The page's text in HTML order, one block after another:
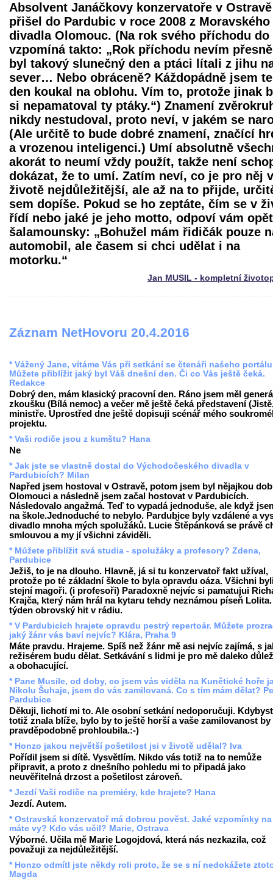
Absolvent Janáčkovy konzervatoře v Ostravě
přišel do Pardubic v roce 2008 z Moravského
divadla Olomouc. (Na rok svého příchodu do
vzpomíná takto: „Rok příchodu nevím
byl takový slunečný den a ptáci lítali z jihu
sever… Nebo obráceně? Káždopádně jsem
den koukal na oblohu. Vím to, protože jinak
si nepamatoval ty ptáky.“) Znamení
nikdy nestudoval, proto neví, v jakém se
(Ale určitě to bude dobré znamení, značící
a vrozenou inteligenci.) Umí absolutně
akorát to neumí vždy použít, takže není
dokázat, že to umí. Zatím neví, co je pro něj v
životě nejdůležitější, ale až na to přijde,
sem dopíše. Pokud se ho zeptáte, čím se v
řídí nebo jaké je jeho motto, odpoví vám opět
šalamounsky: „Bohužel mám řidičák pouze
automobil, ale časem si chci udělat i na
motorku.“
Jan MUSIL - kompletní
Záznam NetHovoru 20.4.2016
* Vážený Jane, vítáme Vás při setkání se čtenáři našeho
Můžete přiblížit jaký byl Váš dnešní den. Či co Vás ještě čeká.
Redakce
Dobrý den, mám klasický pracovní den. Ráno jsem měl
zkoušku (Bílá nemoc) a večer mě ještě čeká představení
ministře. Uprostřed dne ještě dopisuji scénář mého
projektu.
* Vaši rodiče jsou z kumštu? Hana
Ne
* Jak jste se vlastně dostal do Východočeského divadla v
Pardubicích? Milan
Napřed jsem hostoval v Ostravě, potom jsem byl nějajkou
Olomouci a následně jsem začal hostovat v Pardubicích.
Následovalo angažmá. Teď to vypadá jednoduše, ale když
na škole.Jednoduché to nebylo. Pardubice byly vzdálené a
divadlo mnoha mých spolužáků. Lucie Štěpánková se právě
smlouvou a my jí všichni záviděli.
* Můžete přiblížit svá studia - spolužáky a profesory? Zdena,
Pardubice
Ježiš, to je na dlouho. Hlavně, já si tu konzervatoř fakt užíval,
protože po té základní škole to byla opravdu oáza. Všichni
stejní magoři. (i profesoři) Paradoxně nejvíc si pamatujui
Krajča, který nám hrál na kytaru tehdy neznámou píseň Lolita.
týden obrovský hit v rádiu.
* V Pardubicích hrajete opravdu pestrý repertoár. Můžete
jaký žánr vás baví nejvíc? Klára, Praha 9
Máte pravdu. Hrajeme. Spíš než žánr mě asi nejvíc zajímá, s
režisérem budu dělat. Setkávání s lidmi je pro mě daleko
a obohacující.
* Pane Musile, od doby, co jsem vás viděla na Kunětické hoře
Nikolu Šuhaje, jsem do vás zamilovaná. Co s tím mám dělat?
Pardubice
Děkuji, lichotí mi to. Ale osobní setkání nedoporučuji.
totiž znala blíže, bylo by to ještě horší a vaše zamilovanost by
pravděpodobně prohloubila.:-)
* Honzo jakou největší pošetilost jsi v životě udělal? Iva
Pořídil jsem si dítě. Vysvětlím. Nikdo vás totiž na to nemůže
připravit, a proto z dnešního pohledu mi to připadá jako
neuvěřitelná drzost a pošetilost zároveň.
* Jezdí Vaši rodiče na premiéry, kde hrajete? Hana
Jezdí. Autem.
* Ostravská konzervatoř má dobrou pověst. Jaké vzpomínky
máte vy? Kdo vás učil? Marie, Ostrava
Výborné. Učila mě Marie Logojdová, která nás nezkazila, což
považuji za nejdůležitější.
* Honzo odmítl jste někdy roli proto, že se s ní nedokážete
Magda